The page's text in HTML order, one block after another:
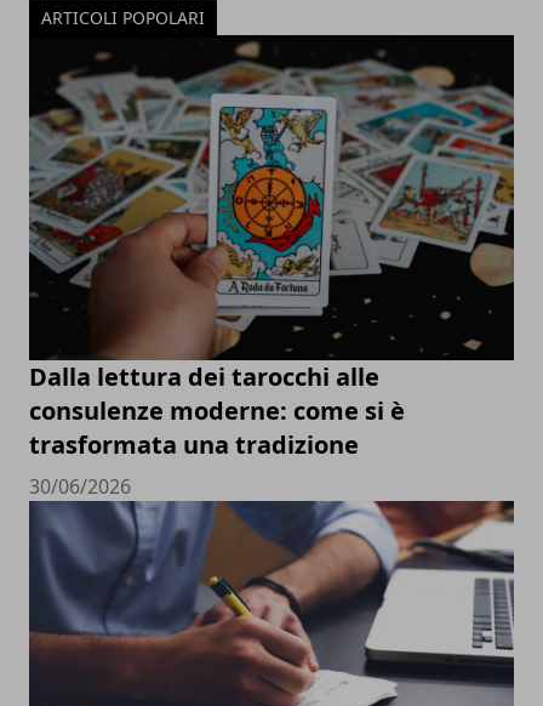
ARTICOLI POPOLARI
Dalla lettura dei tarocchi alle
consulenze moderne: come si è
trasformata una tradizione
30/06/2026